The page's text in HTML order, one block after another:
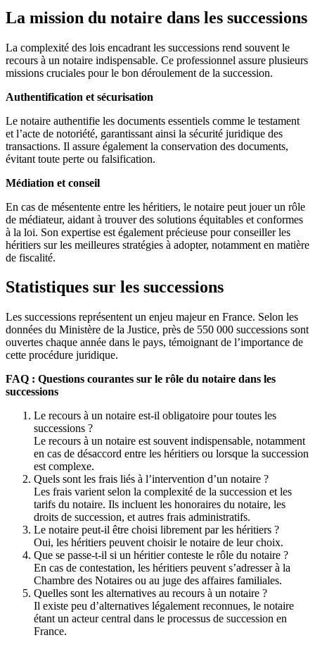
La mission du notaire dans les successions
La complexité des lois encadrant les successions rend souvent le
recours à un notaire indispensable. Ce professionnel assure plusieurs
missions cruciales pour le bon déroulement de la succession.
Authentification et sécurisation
Le notaire authentifie les documents essentiels comme le testament
et l’acte de notoriété, garantissant ainsi la sécurité juridique des
transactions. Il assure également la conservation des documents,
évitant toute perte ou falsification.
Médiation et conseil
En cas de mésentente entre les héritiers, le notaire peut jouer un rôle
de médiateur, aidant à trouver des solutions équitables et conformes
à la loi. Son expertise est également précieuse pour conseiller les
héritiers sur les meilleures stratégies à adopter, notamment en matière
de fiscalité.
Statistiques sur les successions
Les successions représentent un enjeu majeur en France. Selon les
données du Ministère de la Justice, près de 550 000 successions sont
ouvertes chaque année dans le pays, témoignant de l’importance de
cette procédure juridique.
FAQ : Questions courantes sur le rôle du notaire dans les
successions
Le recours à un notaire est-il obligatoire pour toutes les
successions ?
Le recours à un notaire est souvent indispensable, notamment
en cas de désaccord entre les héritiers ou lorsque la succession
est complexe.
Quels sont les frais liés à l’intervention d’un notaire ?
Les frais varient selon la complexité de la succession et les
tarifs du notaire. Ils incluent les honoraires du notaire, les
droits de succession, et autres frais administratifs.
Le notaire peut-il être choisi librement par les héritiers ?
Oui, les héritiers peuvent choisir le notaire de leur choix.
Que se passe-t-il si un héritier conteste le rôle du notaire ?
En cas de contestation, les héritiers peuvent s’adresser à la
Chambre des Notaires ou au juge des affaires familiales.
Quelles sont les alternatives au recours à un notaire ?
Il existe peu d’alternatives légalement reconnues, le notaire
étant un acteur central dans le processus de succession en
France.